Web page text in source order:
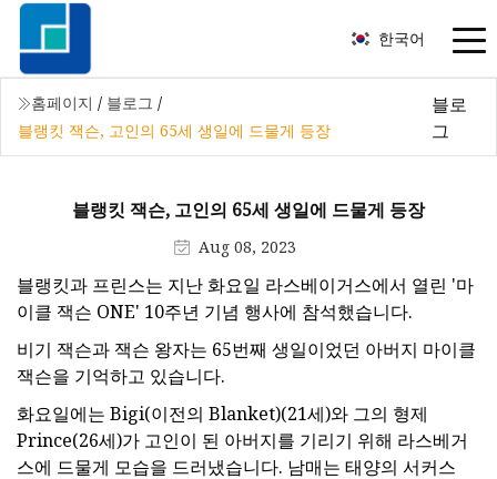
한국어
홈페이지 / 블로그 /
블랭킷 잭슨, 고인의 65세 생일에 드물게 등장
블로
그
블랭킷 잭슨, 고인의 65세 생일에 드물게 등장
Aug 08, 2023
블랭킷과 프린스는 지난 화요일 라스베이거스에서 열린 '마
이클 잭슨 ONE' 10주년 기념 행사에 참석했습니다.
비기 잭슨과 잭슨 왕자는 65번째 생일이었던 아버지 마이클
잭슨을 기억하고 있습니다.
화요일에는 Bigi(이전의 Blanket)(21세)와 그의 형제
Prince(26세)가 고인이 된 아버지를 기리기 위해 라스베거
스에 드물게 모습을 드러냈습니다. 남매는 태양의 서커스